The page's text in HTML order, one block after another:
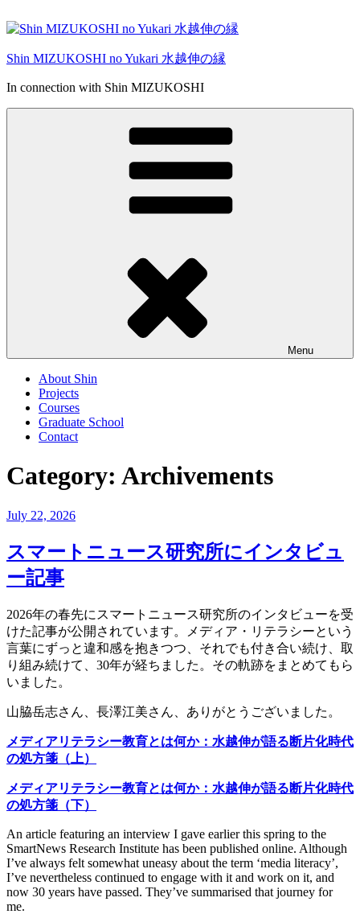
to
Shin MIZUKOSHI no Yukari 水越伸の縁
In connection with Shin MIZUKOSHI
Menu
About Shin
Projects
Courses
Graduate School
Contact
Category: Archivements
Posted
July 22, 2026
スマートニュース研究所にインタビュ
ー記事
2026年の春先にスマートニュース研究所のインタビューを受
けた記事が公開されています。メディア・リテラシーという
言葉にずっと違和感を抱きつつ、それでも付き合い続け、取
り組み続けて、30年が経ちました。その軌跡をまとめてもら
いました。
山脇岳志さん、長澤江美さん、ありがとうございました。
メディアリテラシー教育とは何か：水越伸が語る断片化時代
の処方箋（上）
メディアリテラシー教育とは何か：水越伸が語る断片化時代
の処方箋（下）
An article featuring an interview I gave earlier this spring to the
SmartNews Research Institute has been published online. Although
I’ve always felt somewhat uneasy about the term ‘media literacy’,
I’ve nevertheless continued to engage with it and work on it, and
now 30 years have passed. They’ve summarised that journey for
me.